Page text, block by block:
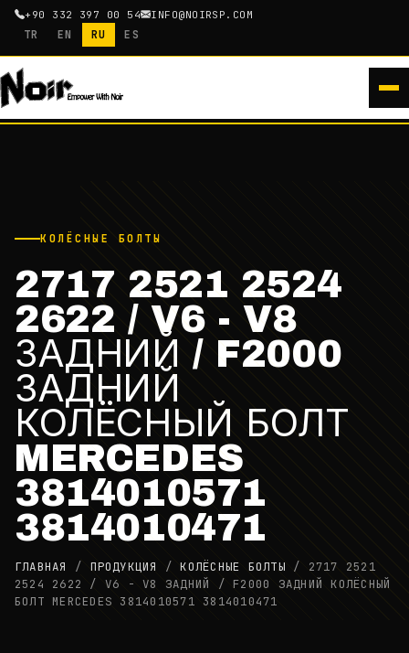
+90 332 397 00 54 INFO@NOIRSP.COM
TR EN RU ES
КОЛЁСНЫЕ БОЛТЫ
2717 2521 2524
2622 / V6 - V8
ЗАДНИЙ / F2000
ЗАДНИЙ
КОЛЁСНЫЙ БОЛТ
MERCEDES
3814010571
3814010471
ГЛАВНАЯ / ПРОДУКЦИЯ /КОЛЁСНЫЕ БОЛТЫ / 2717 2521
2524 2622 / V6 - V8 ЗАДНИЙ / F2000 ЗАДНИЙ КОЛЁСНЫЙ
БОЛТ MERCEDES 3814010571 3814010471